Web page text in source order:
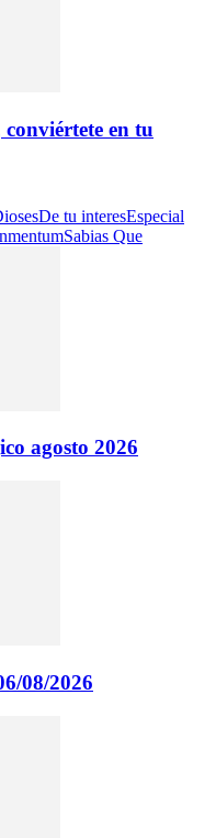
conviértete en tu
De tu interesEspecial
Sabias Que
agosto 2026
08/2026